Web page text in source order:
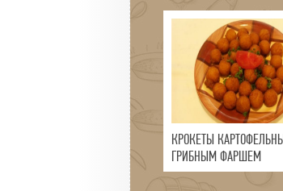
КРОКЕТЫ
ГРИБНЫМ ФАРШЕМ